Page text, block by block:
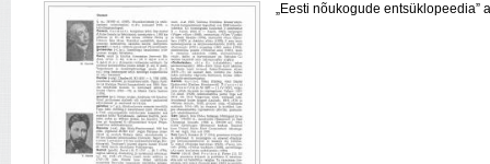
„Eesti nõukogude entsüklopeedia”